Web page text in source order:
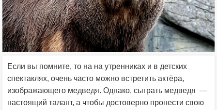
Если вы помните, то на на утренниках и в детских
спектаклях, очень часто можно встретить актёра,
изображающего медведя. Однако, сыграть медведя —
настоящий талант, а чтобы достоверно пронести свою